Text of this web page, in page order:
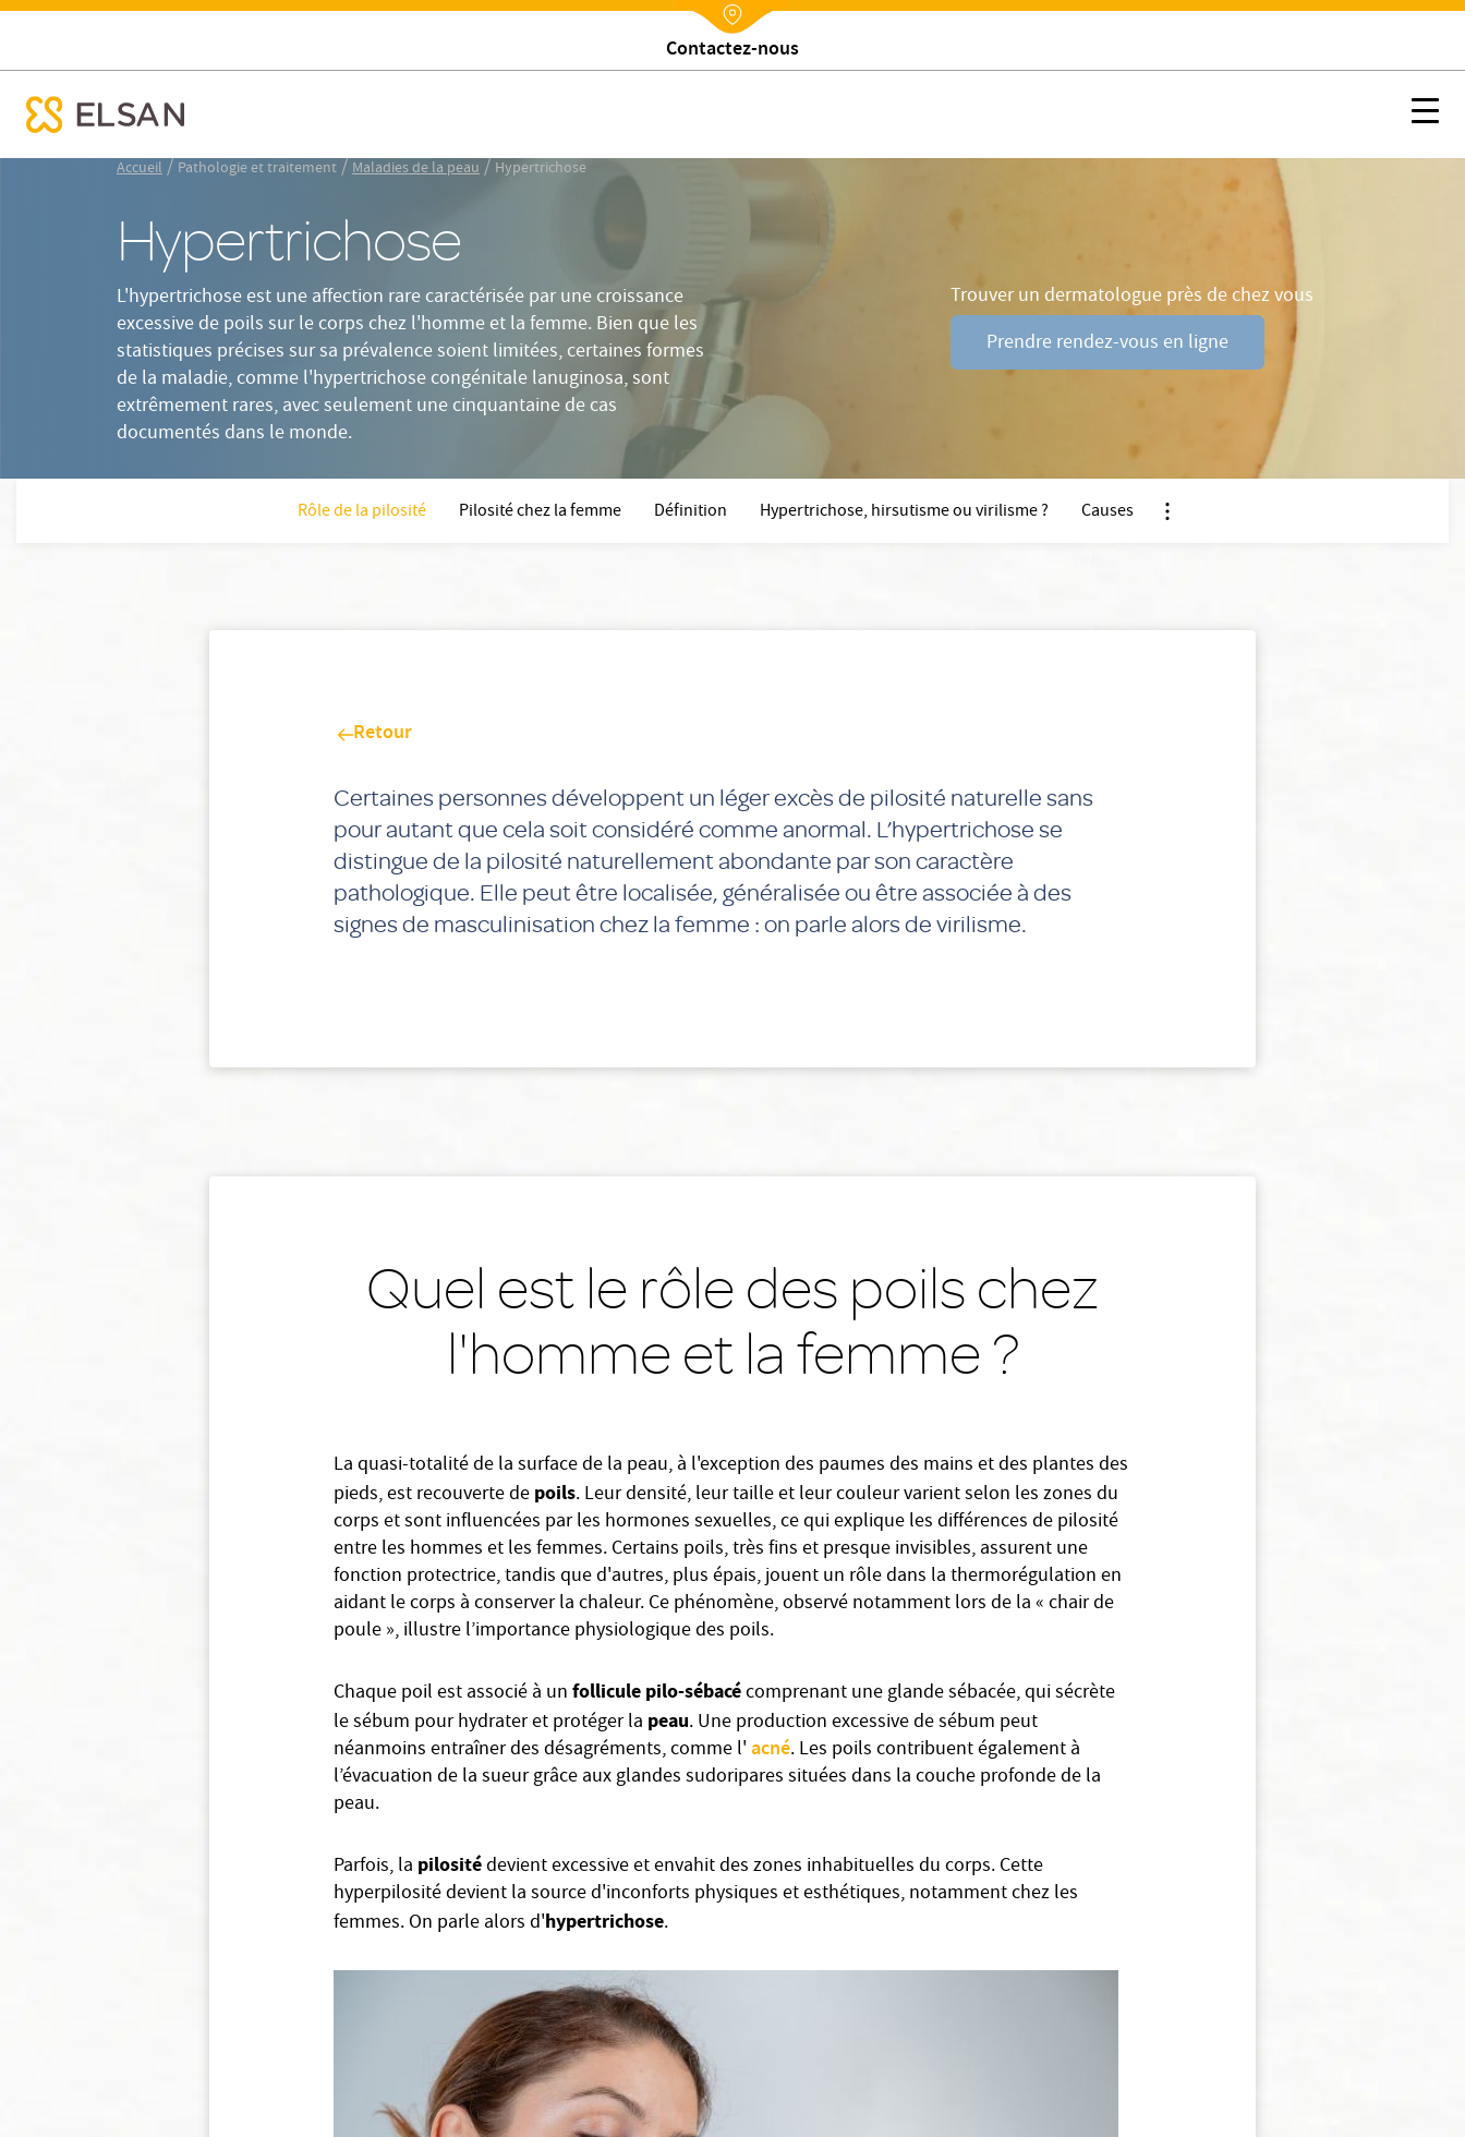
Nx:Aller
Nx:Annuaire
Trouver un établissement
Hypertrichose
menu mobile
Accueil/ Pathologie et traitement/Maladies de la peau/ Hypertrichose
Hypertrichose
L'hypertrichose est une affection rare caractérisée par une croissance
excessive de poils sur le corps chez l'homme et la femme. Bien que les
statistiques précises sur sa prévalence soient limitées, certaines formes
de la maladie, comme l'hypertrichose congénitale lanuginosa, sont
extrêmement rares, avec seulement une cinquantaine de cas
documentés dans le monde.
Trouver un dermatologue près de chez vous
Prendre rendez-vous en ligne
Rôle de la pilosité Pilosité chez la femme Définition Hypertrichose, hirsutisme ou virilisme ? Causes
Hypertrichose, hirsutisme ou virilisme ?
Retour
Certaines personnes développent un léger excès de pilosité naturelle sans
pour autant que cela soit considéré comme anormal. L’hypertrichose se
distingue de la pilosité naturellement abondante par son caractère
pathologique. Elle peut être localisée, généralisée ou être associée à des
signes de masculinisation chez la femme : on parle alors de virilisme.
Quel est le rôle des poils chez
l'homme et la femme ?
La quasi-totalité de la surface de la peau, à l'exception des paumes des mains et des plantes des
pieds, est recouverte de poils. Leur densité, leur taille et leur couleur varient selon les zones du
corps et sont influencées par les hormones sexuelles, ce qui explique les différences de pilosité
entre les hommes et les femmes. Certains poils, très fins et presque invisibles, assurent une
fonction protectrice, tandis que d'autres, plus épais, jouent un rôle dans la thermorégulation en
aidant le corps à conserver la chaleur. Ce phénomène, observé notamment lors de la « chair de
poule », illustre l’importance physiologique des poils.
Chaque poil est associé à un follicule pilo-sébacécomprenant une glande sébacée, qui sécrète
le sébum pour hydrater et protéger la peau. Une production excessive de sébum peut
néanmoins entraîner des désagréments, comme l'acné. Les poils contribuent également à
l’évacuation de la sueur grâce aux glandes sudoripares situées dans la couche profonde de la
peau.
Parfois, la pilositédevient excessive et envahit des zones inhabituelles du corps. Cette
hyperpilosité devient la source d'inconforts physiques et esthétiques, notamment chez les
femmes. On parle alors d'hypertrichose.